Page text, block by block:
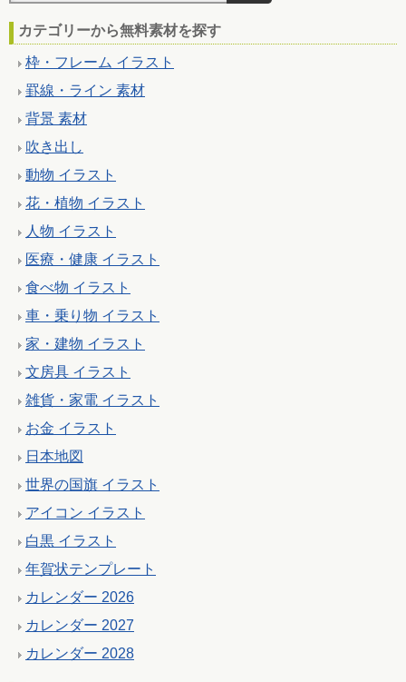
カテゴリーから無料素材を探す
枠・フレーム イラスト
罫線・ライン 素材
背景 素材
吹き出し
動物 イラスト
花・植物 イラスト
人物 イラスト
医療・健康 イラスト
食べ物 イラスト
車・乗り物 イラスト
家・建物 イラスト
文房具 イラスト
雑貨・家電 イラスト
お金 イラスト
日本地図
世界の国旗 イラスト
アイコン イラスト
白黒 イラスト
年賀状テンプレート
カレンダー 2026
カレンダー 2027
カレンダー 2028